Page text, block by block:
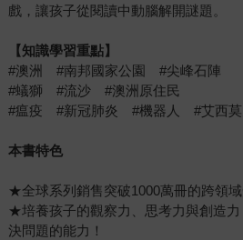
戲，讓孩子從閱讀中動腦解開謎題。
【知識學習重點】
#澳洲 #南邦國家公園 #尖峰石陣
#蟻獅 #流沙 #澳洲原住民
#瘟疫 #新冠肺炎 #機器人 #艾西莫
本書特色
★全球系列銷售突破1000萬冊的跨領域
★培養孩子的觀察力、思考力與創造
決問題的能力！